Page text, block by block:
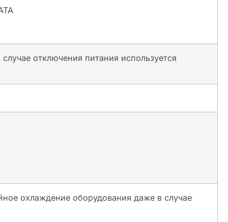
отключения питания используется
охлаждение оборудования даже в случае